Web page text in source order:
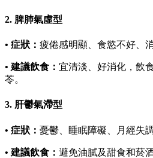
2. 脾肺氣虛型
• 症狀： 疲倦感明顯、食慾不好、
• 建議飲食： 宜清淡、好消化，飲
苓。
3. 肝鬱氣滯型
• 症狀： 憂鬱、睡眠障礙、月經失調
• 建議飲食： 避免油膩及甜食和菸